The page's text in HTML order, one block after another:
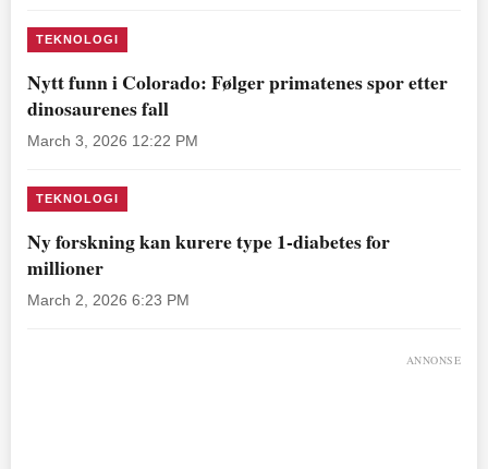
TEKNOLOGI
Nytt funn i Colorado: Følger primatenes spor etter
dinosaurenes fall
March 3, 2026 12:22 PM
TEKNOLOGI
Ny forskning kan kurere type 1-diabetes for
millioner
March 2, 2026 6:23 PM
ANNONSE